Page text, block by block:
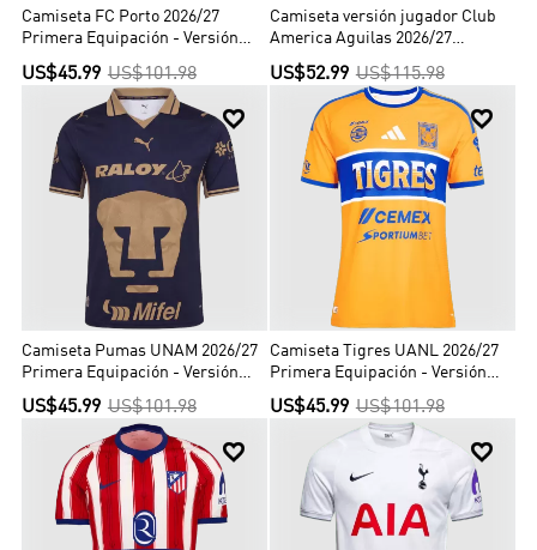
Camiseta FC Porto 2026/27
Primera Equipación - Versión
Hincha
US$45.99 US$101.98
Camiseta versión jugador Club
America Aguilas 2026/27
Primera Equipación - Versión
Jugador
US$52.99 US$115.98

Camiseta Pumas UNAM 2026/27
Primera Equipación - Versión
Hincha
US$45.99 US$101.98

Camiseta Tigres UANL 2026/27
Primera Equipación - Versión
Hincha
US$45.99 US$101.98
 